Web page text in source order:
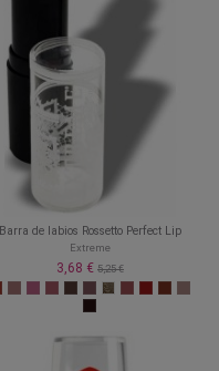
Barra de labios Rossetto Perfect Lip
Extreme
3,68 € 5,25 €